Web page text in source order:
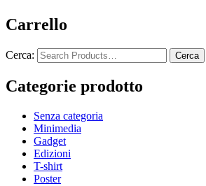
Carrello
Cerca:
Categorie prodotto
Senza categoria
Minimedia
Gadget
Edizioni
T-shirt
Poster